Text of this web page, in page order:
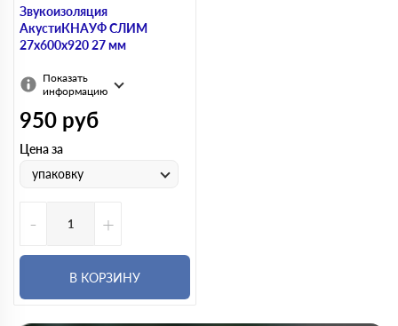
Звукоизоляция
АкустиКНАУФ СЛИМ
27х600х920 27 мм
Показать
информацию
950 руб
Цена за
упаковку
- +
В КОРЗИНУ